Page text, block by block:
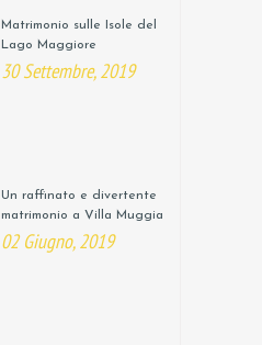
Matrimonio sulle Isole del
Lago Maggiore
30 Settembre, 2019
Un raffinato e divertente
matrimonio a Villa Muggia
02 Giugno, 2019